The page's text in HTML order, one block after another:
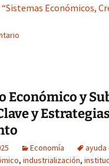
Económicos,
Económico y
y
Economía
, industrialización,